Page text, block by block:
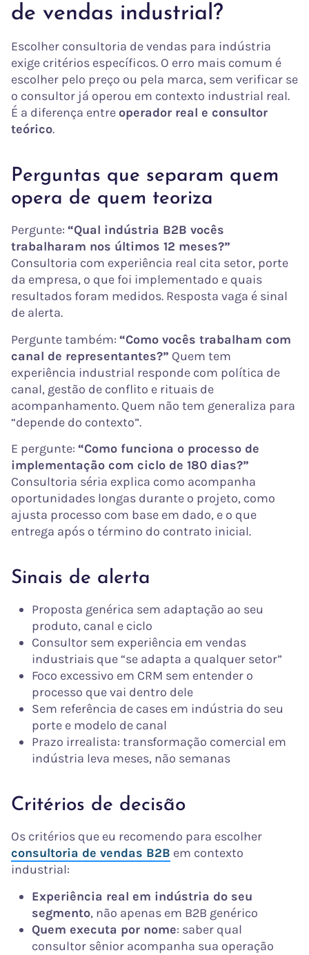
de vendas industrial?
Escolher consultoria de vendas para indústria
exige critérios específicos. O erro mais comum é
escolher pelo preço ou pela marca, sem verificar se
o consultor já operou em contexto industrial real.
É a diferença entreoperador real e consultor
teórico.
Perguntas que separam quem
opera de quem teoriza
Pergunte: “Qual indústria B2B vocês
trabalharam nos últimos 12 meses?”
Consultoria com experiência real cita setor, porte
da empresa, o que foi implementado e quais
resultados foram medidos. Resposta vaga é sinal
de alerta.
Pergunte também: “Como vocês trabalham com
canal de representantes?” Quem tem
experiência industrial responde com política de
canal, gestão de conflito e rituais de
acompanhamento. Quem não tem generaliza para
“depende do contexto”.
E pergunte: “Como funciona o processo de
implementação com ciclo de 180 dias?”
Consultoria séria explica como acompanha
oportunidades longas durante o projeto, como
ajusta processo com base em dado, e o que
entrega após o término do contrato inicial.
Sinais de alerta
Proposta genérica sem adaptação ao seu
produto, canal e ciclo
Consultor sem experiência em vendas
industriais que “se adapta a qualquer setor”
Foco excessivo em CRM sem entender o
processo que vai dentro dele
Sem referência de cases em indústria do seu
porte e modelo de canal
Prazo irrealista: transformação comercial em
indústria leva meses, não semanas
Critérios de decisão
Os critérios que eu recomendo para escolher
consultoria de vendas B2B em contexto
industrial:
Experiência real em indústria do seu
segmento, não apenas em B2B genérico
Quem executa por nome: saber qual
consultor sênior acompanha sua operação